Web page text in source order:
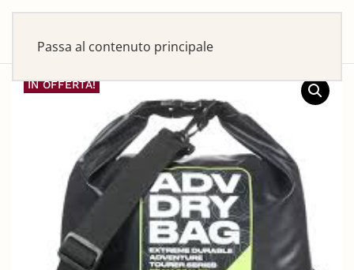
Passa al contenuto principale
IN OFFERTA!